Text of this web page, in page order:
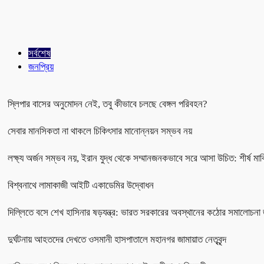
সর্বশেষ
জনপ্রিয়
স্লিপার বাসের অনুমোদন নেই, তবু কীভাবে চলছে বেঙ্গল পরিবহন?
সেবার মানসিকতা না থাকলে চিকিৎসার মানোন্নয়ন সম্ভব নয়
লক্ষ্য অর্জন সম্ভব নয়, ইরান যুদ্ধ থেকে সম্মানজনকভাবে সরে আসা উচিত: শীর্ষ
বিশ্বনাথে লামাকাজী আইটি একাডেমির উদ্বোধন
দিল্লিতে বসে শেখ হাসিনার ষড়যন্ত্র: ভারত সরকারের অবস্থানের কঠোর সমালোচনা
দুর্ঘটনায় আহতদের দেখতে ওসমানী হাসপাতালে মহানগর জামায়াত নেতৃবৃন্দ